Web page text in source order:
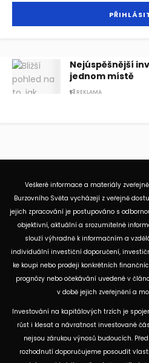
Nejúspěšnější
jednom místě
REKLAMA
Veškeré informace a materiály
Burzovního Světa vycházejí z veřejně
jejich zpracování je postupováno s
objektivní, aktuální a srozumitelné
slouží výhradně k informačním a
individuální investiční doporučení,
ke koupi nebo prodeji konkrétních
prognózy nebo očekávání uvedené v
v době jejich zveřejnění a
Investování na kapitálových trzích je
růst i klesat a návratnost investované
nejsou zárukou výnosů budoucích.
rozhodnutí doporučujeme posoudit